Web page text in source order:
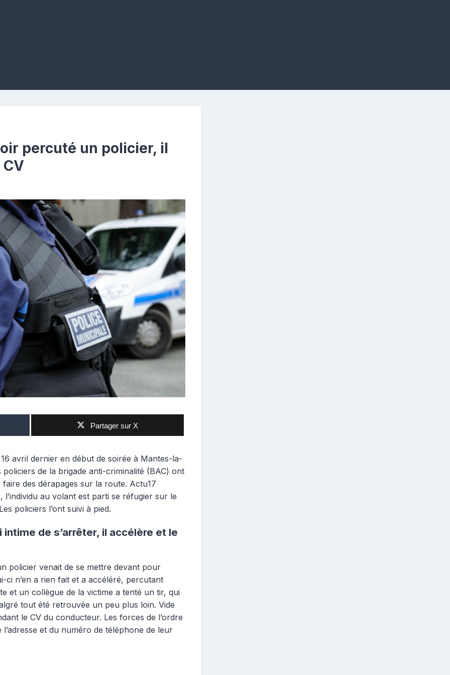
percuté un policier, il
Partager sur X
avril dernier en début de soirée à Mantes-la-
de la brigade anti-criminalité (BAC) ont
des dérapages sur la route. Actu17
au volant est parti se réfugier sur le
policiers l’ont suivi à pied.
de s’arrêter, il accélère et le
policier venait de se mettre devant pour
ci n’en a rien fait et a accéléré, percutant
et un collègue de la victime a tenté un tir, qui
tout été retrouvée un peu plus loin. Vide
le CV du conducteur. Les forces de l’ordre
et du numéro de téléphone de leur